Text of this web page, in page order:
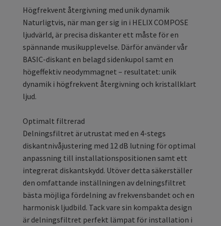
Högfrekvent återgivning med unik dynamik
Naturligtvis, när man ger sig in i HELIX COMPOSE
ljudvärld, är precisa diskanter ett måste för en
spännande musikupplevelse. Därför använder vår
BASIC-diskant en belagd sidenkupol samt en
högeffektiv neodymmagnet – resultatet: unik
dynamik i högfrekvent återgivning och kristallklart
ljud.
Optimalt filtrerad
Delningsfiltret är utrustat med en 4-stegs
diskantnivåjustering med 12 dB lutning för optimal
anpassning till installationspositionen samt ett
integrerat diskantskydd. Utöver detta säkerställer
den omfattande inställningen av delningsfiltret
bästa möjliga fördelning av frekvensbandet och en
harmonisk ljudbild. Tack vare sin kompakta design
är delningsfiltret perfekt lämpat för installation i